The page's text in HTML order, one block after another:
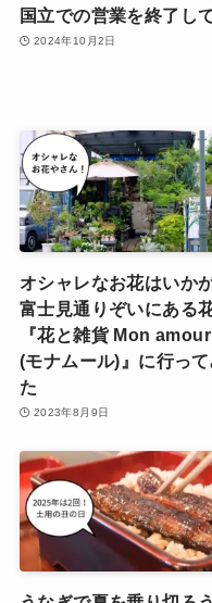
国立での営業を終了し
2024年10月2日
オシャレなお花はいか
富士見通りぞいにある
『花と雑貨 Mon amour
(モナムール)』に行っ
た
2023年8月9日